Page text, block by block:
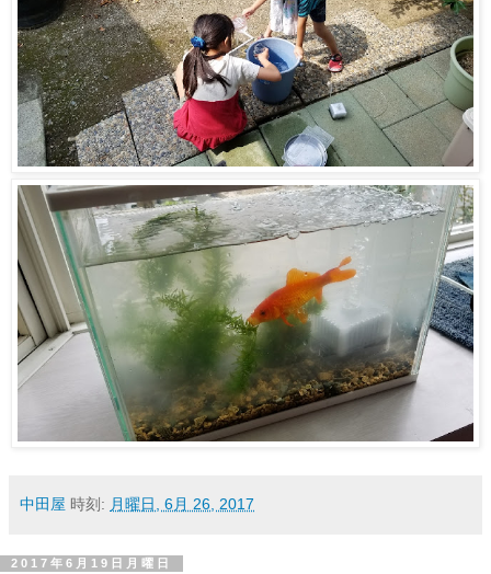
中田屋 時刻: 月曜日, 6月 26, 2017
2017年6月19日月曜日